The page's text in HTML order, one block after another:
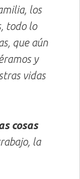
los
todo lo
que aún
y
vidas
cosas
la